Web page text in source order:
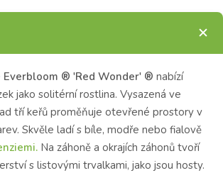
Everbloom ® 'Red Wonder' ® nabízí
jako solitérní rostlina. Vysazená ve
tří keřů proměňuje otevřené prostory v
Skvěle ladí s bíle, modře nebo fialově
Na záhoně a okrajích záhonů tvoří
s listovými trvalkami, jako jsou hosty.